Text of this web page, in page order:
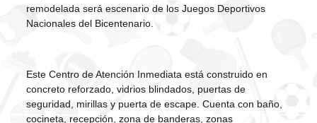
remodelada será escenario de los Juegos Deportivos
Nacionales del Bicentenario.
Este Centro de Atención Inmediata está construido en
concreto reforzado, vidrios blindados, puertas de
seguridad, mirillas y puerta de escape. Cuenta con baño,
cocineta, recepción, zona de banderas, zonas